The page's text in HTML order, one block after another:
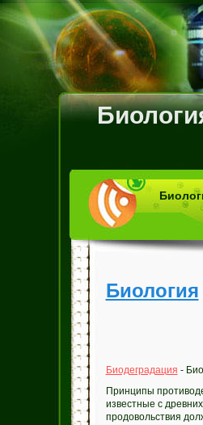
Биология
Биодеградация -
Принципы
известные с
продовольствия